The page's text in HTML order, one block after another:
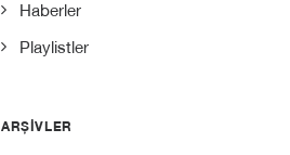
Haberler
Playlistler
ARŞIVLER